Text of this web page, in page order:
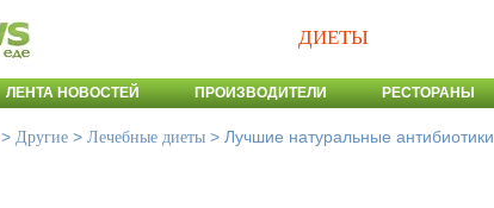
ДИЕТЫ
ЛЕНТА НОВОСТЕЙ ПРОИЗВОДИТЕЛИ РЕСТОРАНЫ
> Другие > Лечебные диеты > Лучшие натуральные антибиотики